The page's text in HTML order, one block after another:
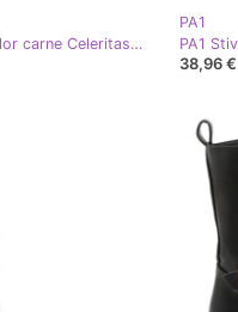
PA1 Stivali da donna color carne Celeritas beige rosa
PA1
38,96 €